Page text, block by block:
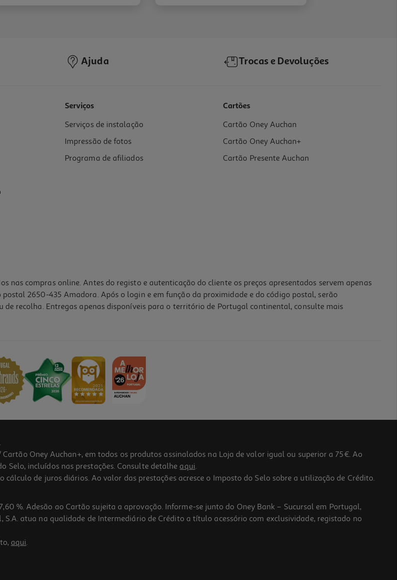
Ajuda Trocas e Devoluções
Serviços
Serviços de instalação
Impressão de fotos
Programa de afiliados
Cartões
Cartão Oney Auchan
Cartão Oney Auchan+
Cartão Presente Auchan
nas compras online. Antes do registo e autenticação do cliente os preços apresentados servem apenas
2650-435 Amadora. Após o login e em função da proximidade e do código postal, serão
recolha. Entregas apenas disponíveis para o território de Portugal continental, consulte mais
Oney Auchan+, em todos os produtos assinalados na Loja de valor igual ou superior a 75€. Ao
Selo, incluídos nas prestações. Consulte detalhe aqui.
de juros diários. Ao valor das prestações acresce o Imposto do Selo sobre a utilização de Crédito.
%. Adesão ao Cartão sujeita a aprovação. Informe-se junto do Oney Bank – Sucursal em Portugal,
atua na qualidade de Intermediário de Crédito a título acessório com exclusividade, registado no
aqui.